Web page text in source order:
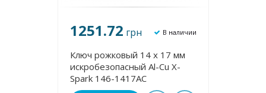
1251.72 грн В наличии
Ключ рожковый 14 х 17 мм
искробезопасный Al-Cu X-
Spark 146-1417AC